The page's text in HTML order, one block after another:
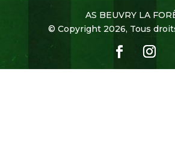
AS BEUVRY LA
© Copyright 2026, Tous